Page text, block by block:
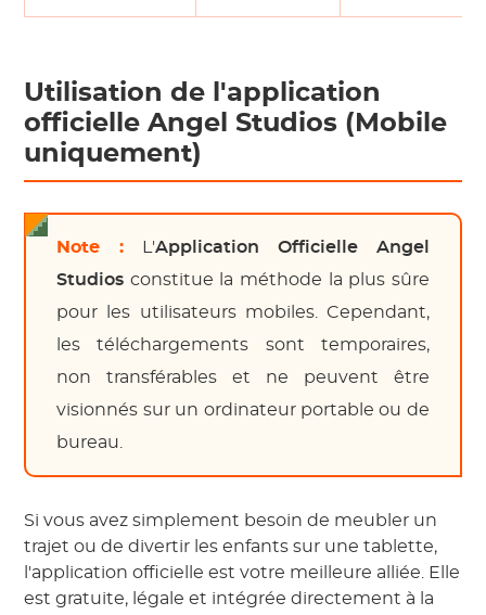
Utilisation de l'application
officielle Angel Studios (Mobile
uniquement)
Note : L'Application Officielle Angel
Studios constitue la méthode la plus sûre
pour les utilisateurs mobiles. Cependant,
les téléchargements sont temporaires,
non transférables et ne peuvent être
visionnés sur un ordinateur portable ou de
bureau.
Si vous avez simplement besoin de meubler un
trajet ou de divertir les enfants sur une tablette,
l'application officielle est votre meilleure alliée. Elle
est gratuite, légale et intégrée directement à la